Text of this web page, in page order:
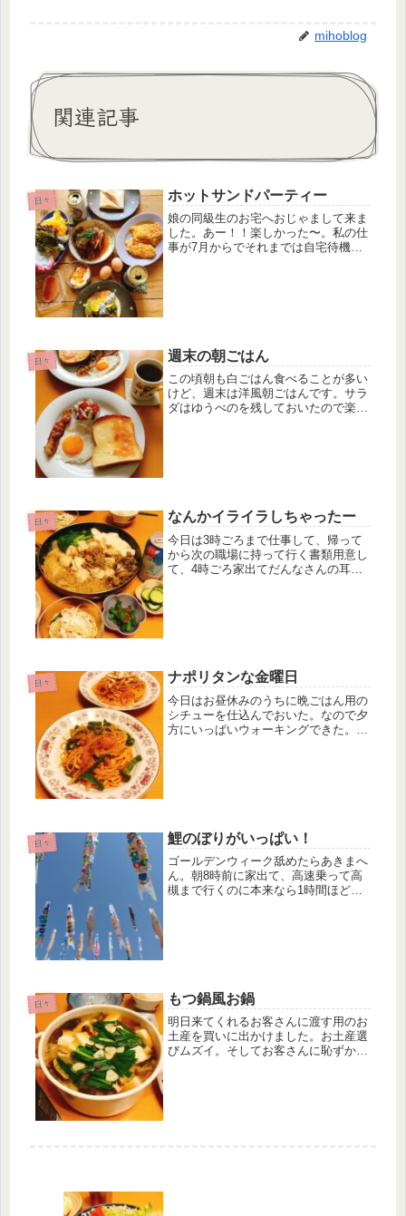
mihoblog
関連記事
日々 ホットサンドパーティー
娘の同級生のお宅へおじゃまして来ま
した。あー！！楽しかった〜。私の仕
事が7月からでそれまでは自宅待機と
日々 週末の朝ごはん
この頃朝も白ごはん食べることが多い
けど、週末は洋風朝ごはんです。サラ
ダはゆうべのを残しておいたので楽ち
日々 なんかイライラしちゃったー
今日は3時ごろまで仕事して、帰って
から次の職場に持って行く書類用意し
て、4時ごろ家出てだんなさんの耳鼻
日々 ナポリタンな金曜日
今日はお昼休みのうちに晩ごはん用の
シチューを仕込んでおいた。なので夕
方にいっぱいウォーキングできた。金
日々 鯉のぼりがいっぱい！
ゴールデンウィーク舐めたらあきまへ
ん。朝8時前に家出て、高速乗って高
槻まで行くのに本来なら1時間ほどで
日々 もつ鍋風お鍋
明日来てくれるお客さんに渡す用のお
土産を買いに出かけました。お土産選
びムズイ。そしてお客さんに恥ずかし